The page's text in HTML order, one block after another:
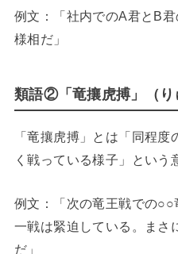
例文：「社内でのA君とB
様相だ」
類語②「竜攘虎搏」（り
「竜攘虎搏」とは「同程
く戦っている様子」という
例文：「次の竜王戦での
一戦は緊迫している。まさ
だ」